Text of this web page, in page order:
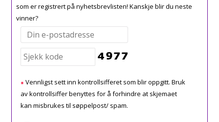
som er registrert på nyhetsbrevlisten! Kanskje blir du neste
vinner?
Vennligst sett inn kontrollsifferet som blir oppgitt. Bruk
av kontrollsiffer benyttes for å forhindre at skjemaet
kan misbrukes til søppelpost/ spam.